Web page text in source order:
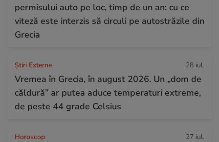
permisului auto pe loc, timp de un an: cu ce
viteză este interzis să circuli pe autostrăzile din
Grecia
Știri Externe 28 iul.
Vremea în Grecia, în august 2026. Un „dom de
căldură” ar putea aduce temperaturi extreme,
de peste 44 grade Celsius
Horoscop 27 iul.